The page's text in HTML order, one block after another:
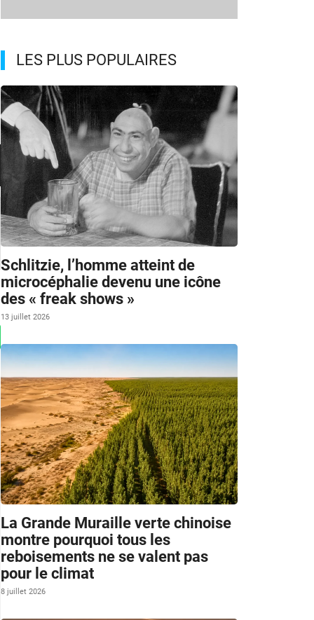
LES PLUS POPULAIRES
Schlitzie, l’homme atteint de
microcéphalie devenu une icône
des « freak shows »
13 juillet 2026
La Grande Muraille verte chinoise
montre pourquoi tous les
reboisements ne se valent pas
pour le climat
8 juillet 2026